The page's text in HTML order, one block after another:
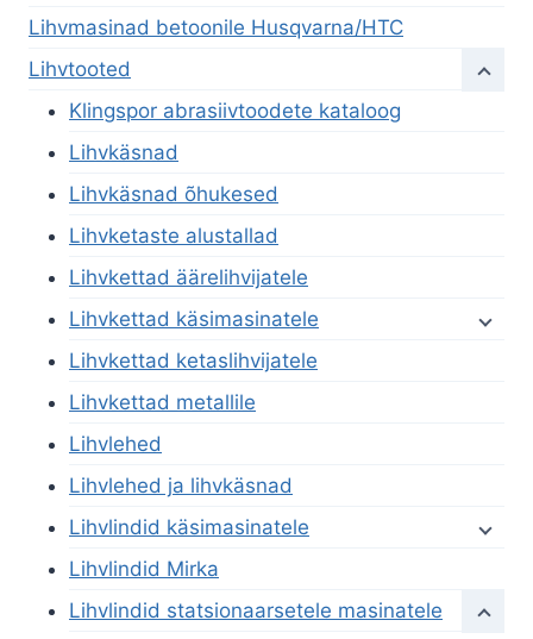
Lihvmasinad betoonile Husqvarna/HTC
Lihvtooted
Klingspor abrasiivtoodete kataloog
Lihvkäsnad
Lihvkäsnad õhukesed
Lihvketaste alustallad
Lihvkettad äärelihvijatele
Lihvkettad käsimasinatele
Lihvkettad ketaslihvijatele
Lihvkettad metallile
Lihvlehed
Lihvlehed ja lihvkäsnad
Lihvlindid käsimasinatele
Lihvlindid Mirka
Lihvlindid statsionaarsetele masinatele